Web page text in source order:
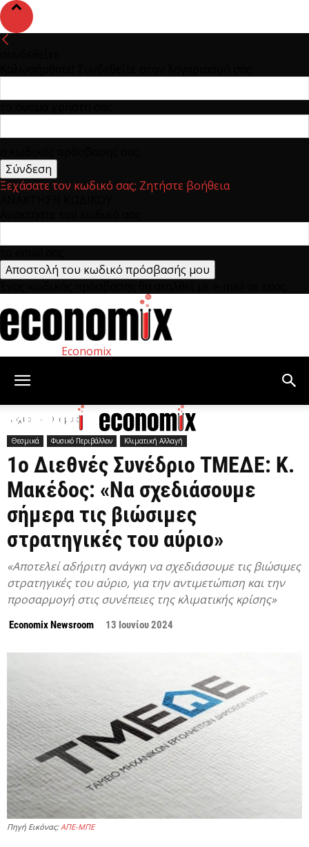
Ξεχάσατε τον κωδικό σας; Ζητήστε βοήθεια
Economix
Αρχική Θεσμικά
Θεσμικά Φυσικό Περιβάλλον Κλιματική Αλλαγή
1ο Διεθνές Συνέδριο ΤΜΕΔΕ: Κ.
Μακέδος: «Να σχεδιάσουμε
σήμερα τις βιώσιμες
στρατηγικές του αύριο»
«Αποτελεί αδήριτη ανάγκη να σχεδιάσουμε τις βιώσιμες
στρατηγικές του αύριο, για την αντιμετώπιση και την
προσαρμογή στις συνέπειες της κλιματικής κρίσης»
Economix Newsroom 13 Ιουνίου 2024
Πηγή Εικόνας:ΑΠΕ-ΜΠΕ